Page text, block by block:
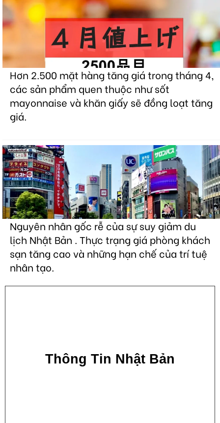
Hơn 2.500 mặt hàng tăng giá trong tháng 4,
các sản phẩm quen thuộc như sốt
mayonnaise và khăn giấy sẽ đồng loạt tăng
giá.
Nguyên nhân gốc rễ của sự suy giảm du
lịch Nhật Bản . Thực trạng giá phòng khách
sạn tăng cao và những hạn chế của trí tuệ
nhân tạo.
Thông Tin Nhật Bản